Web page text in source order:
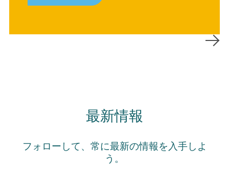
最新情報
フォローして、常に最新の情報を入手しよ
う。